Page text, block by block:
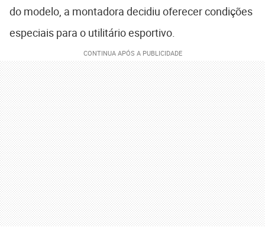
do modelo, a montadora decidiu oferecer condições
especiais para o utilitário esportivo.